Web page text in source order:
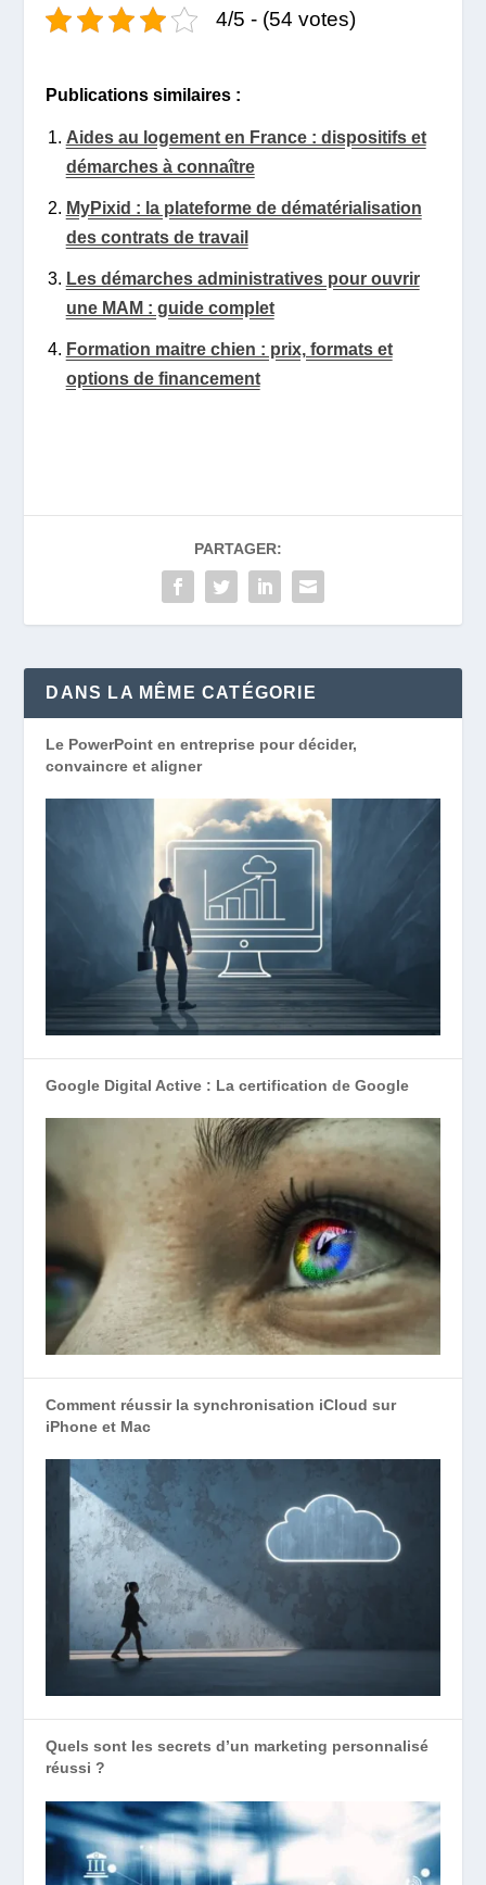
4/5 - (54 votes)
Publications similaires :
Aides au logement en France : dispositifs et
démarches à connaître
MyPixid : la plateforme de dématérialisation
des contrats de travail
Les démarches administratives pour ouvrir
une MAM : guide complet
Formation maitre chien : prix, formats et
options de financement
PARTAGER:
DANS LA MÊME CATÉGORIE
Le PowerPoint en entreprise pour décider,
convaincre et aligner
Google Digital Active : La certification de Google
Comment réussir la synchronisation iCloud sur
iPhone et Mac
Quels sont les secrets d’un marketing personnalisé
réussi ?